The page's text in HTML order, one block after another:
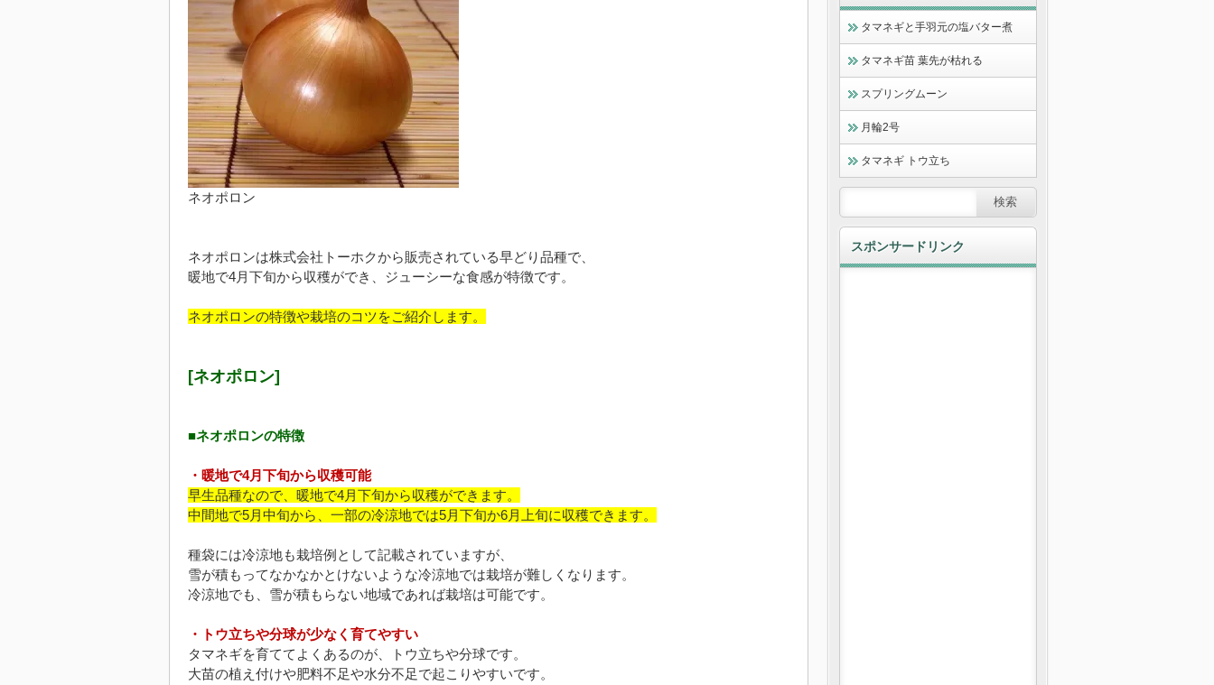
ネオポロン
ネオポロンは株式会社トーホクから販売されている早どり品種で、
暖地で4月下旬から収穫ができ、ジューシーな食感が特徴です。
ネオポロンの特徴や栽培のコツをご紹介します。
[ネオポロン]
■ネオポロンの特徴
・暖地で4月下旬から収穫可能
早生品種なので、暖地で4月下旬から収穫ができます。
中間地で5月中旬から、一部の冷涼地では5月下旬か6月上旬に収穫できます。
種袋には冷涼地も栽培例として記載されていますが、
雪が積もってなかなかとけないような冷涼地では栽培が難しくなります。
冷涼地でも、雪が積もらない地域であれば栽培は可能です。
・トウ立ちや分球が少なく育てやすい
タマネギを育ててよくあるのが、トウ立ちや分球です。
大苗の植え付けや肥料不足や水分不足で起こりやすいです。
タマネギと手羽元の塩バター煮
タマネギ苗 葉先が枯れる
スプリングムーン
月輪2号
タマネギ トウ立ち
スポンサードリンク